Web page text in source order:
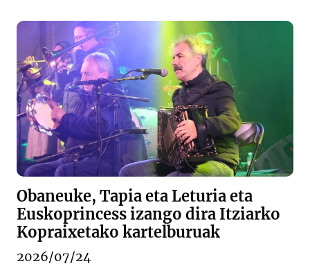
Obaneuke, Tapia eta Leturia eta
Euskoprincess izango dira Itziarko
Kopraixetako kartelburuak
2026/07/24